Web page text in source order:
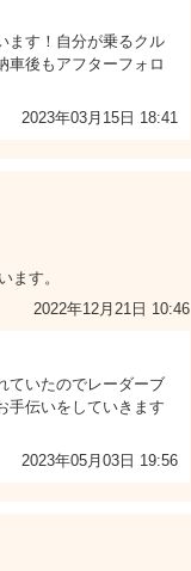
ます！自分が乗るクル
車後もアフターフォロ
2023年03月15日 18:41
ます。
2022年12月21日 10:46
ていたのでレーダーブ
手伝いをしていきます
2023年05月03日 19:56